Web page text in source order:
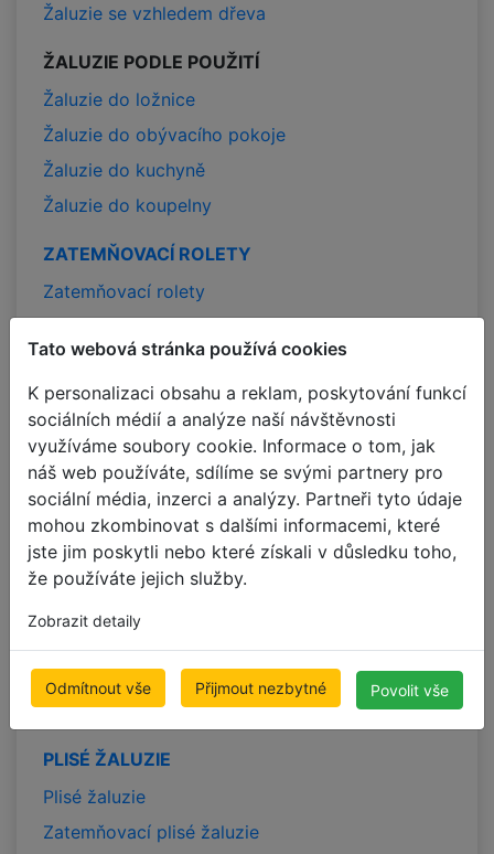
Tato webová stránka používá cookies
K personalizaci obsahu a reklam, poskytování funkcí
sociálních médií a analýze naší návštěvnosti
využíváme soubory cookie. Informace o tom, jak
náš web používáte, sdílíme se svými partnery pro
sociální média, inzerci a analýzy. Partneři tyto údaje
mohou zkombinovat s dalšími informacemi, které
jste jim poskytli nebo které získali v důsledku toho,
že používáte jejich služby.
Zobrazit detaily
Odmítnout vše Přijmout nezbytné Povolit vše
Žaluzie se vzhledem dřeva
ŽALUZIE PODLE POUŽITÍ
Žaluzie do ložnice
Žaluzie do obývacího pokoje
Žaluzie do kuchyně
Žaluzie do koupelny
ZATEMŇOVACÍ ROLETY
Zatemňovací rolety
Zatemňovací plisé žaluzie
ROLETY
Rolety
Zatemňovací rolety
Duo rolety
Rolety na míru
Levné rolety
VERTIKÁLNÍ ŽALUZIE
Látkové vertikální žaluzie
Zatemňovací vertikální žaluzie
PLISÉ ŽALUZIE
Plisé žaluzie
Zatemňovací plisé žaluzie